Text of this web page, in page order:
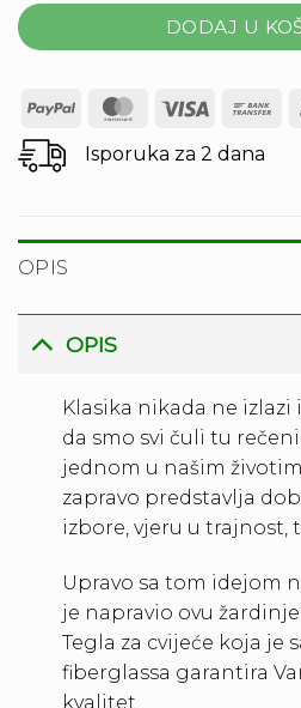
DODAJ U
PayPal MasterCard
Visa
Isporuka za 2 dana
OPIS
OPIS
Klasika nikada ne izlazi
da smo svi čuli tu
jednom u našim
zapravo predstavlja
izbore, vjeru u trajnost,
Upravo sa tom idejom
je napravio ovu
Tegla za cvijeće koja je
fiberglassa garantira
kvalitet.